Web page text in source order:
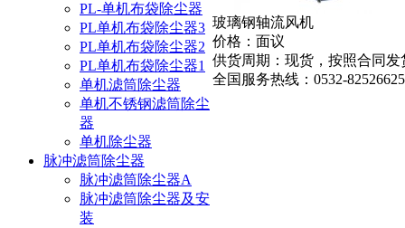
PL-单机布袋除尘器
PL单机布袋除尘器3
PL单机布袋除尘器2
PL单机布袋除尘器1
单机滤筒除尘器
单机不锈钢滤筒除尘
器
单机除尘器
脉冲滤筒除尘器
脉冲滤筒除尘器A
脉冲滤筒除尘器及安
装
玻璃钢轴流风机
价格： 面议
供货周期： 现货，按照合同发
全国服务热线： 0532-82526625